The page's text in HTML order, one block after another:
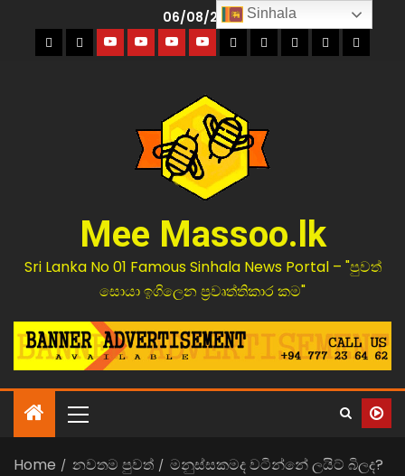
06/08/2026
Mee Massoo.lk
Sri Lanka No 01 Famous Sinhala News Portal – "පුවත්
සොයා ඉගිලෙන ප්‍රවෘත්තිකාර කම"
Home නවතම පුවත් මනුස්සකමද වටින්නේ ලයිට් බිලද?
Sinhala